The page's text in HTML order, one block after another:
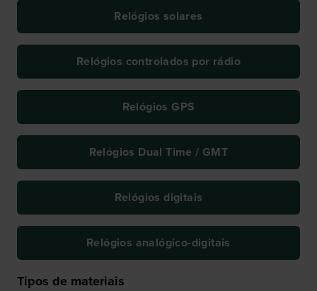
Relógios solares
Relógios controlados por rádio
Relógios GPS
Relógios Dual Time / GMT
Relógios digitais
Relógios analógico-digitais
Tipos de materiais